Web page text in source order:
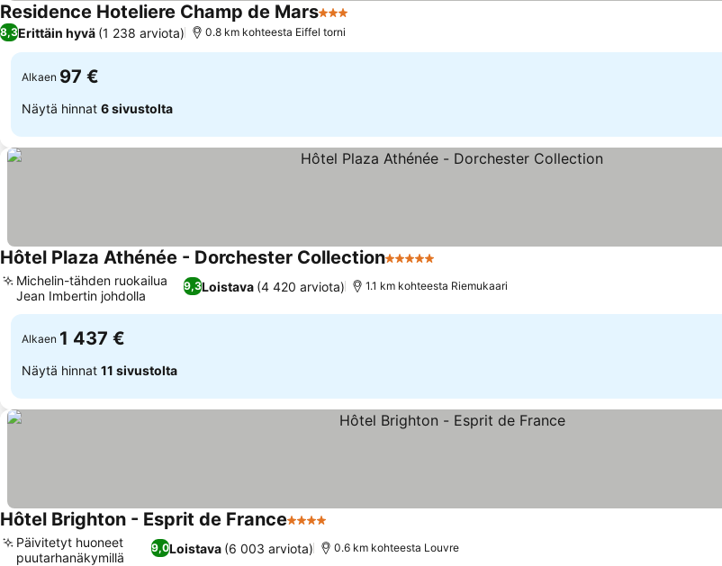
Residence Hoteliere Champ de Mars3 Tähtiluokitus
8,3Erittäin hyvä (1 238 arviota) 0.8 km kohteesta Eiffel torni
Alkaen 97 €
Näytä hinnat 6 sivustolta
Hôtel Plaza Athénée - Dorchester Collection5 Tähtiluokitus
9,3Loistava (4 420 arviota)
Michelin-tähden ruokailua
Jean Imbertin johdolla
1.1 km kohteesta Riemukaari
Alkaen 1 437 €
Näytä hinnat 11 sivustolta
Hôtel Brighton - Esprit de France4 Tähtiluokitus
9,0Loistava (6 003 arviota)
Päivitetyt huoneet
puutarhanäkymillä
0.6 km kohteesta Louvre